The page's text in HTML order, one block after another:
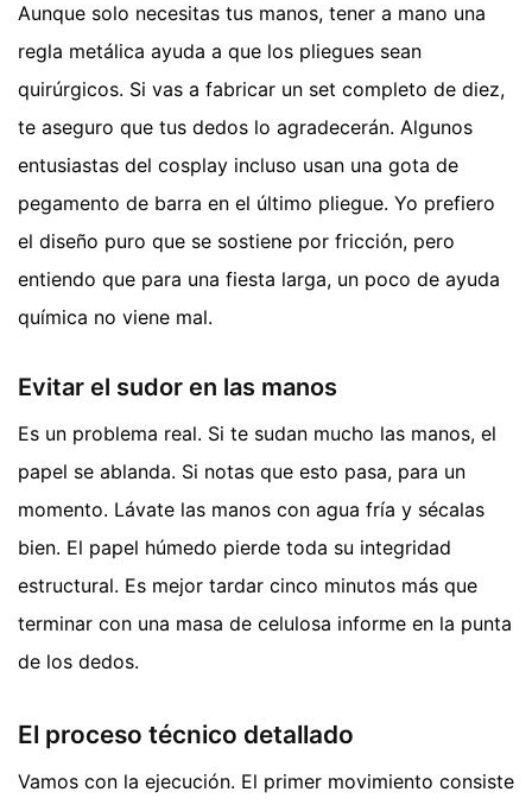
Aunque solo necesitas tus manos, tener a mano una
regla metálica ayuda a que los pliegues sean
quirúrgicos. Si vas a fabricar un set completo de diez,
te aseguro que tus dedos lo agradecerán. Algunos
entusiastas del cosplay incluso usan una gota de
pegamento de barra en el último pliegue. Yo prefiero
el diseño puro que se sostiene por fricción, pero
entiendo que para una fiesta larga, un poco de ayuda
química no viene mal.
Evitar el sudor en las manos
Es un problema real. Si te sudan mucho las manos, el
papel se ablanda. Si notas que esto pasa, para un
momento. Lávate las manos con agua fría y sécalas
bien. El papel húmedo pierde toda su integridad
estructural. Es mejor tardar cinco minutos más que
terminar con una masa de celulosa informe en la punta
de los dedos.
El proceso técnico detallado
Vamos con la ejecución. El primer movimiento consiste